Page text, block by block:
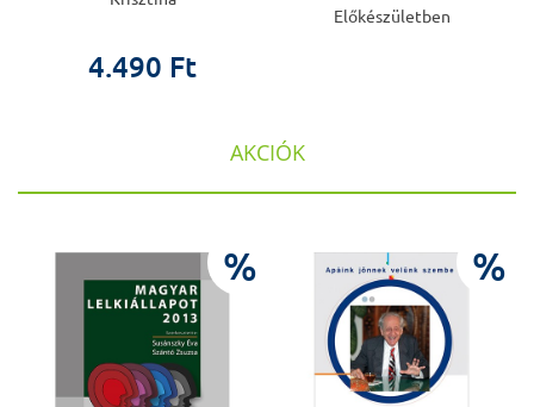
4.490 Ft
Előkészületben
AKCIÓK
% %